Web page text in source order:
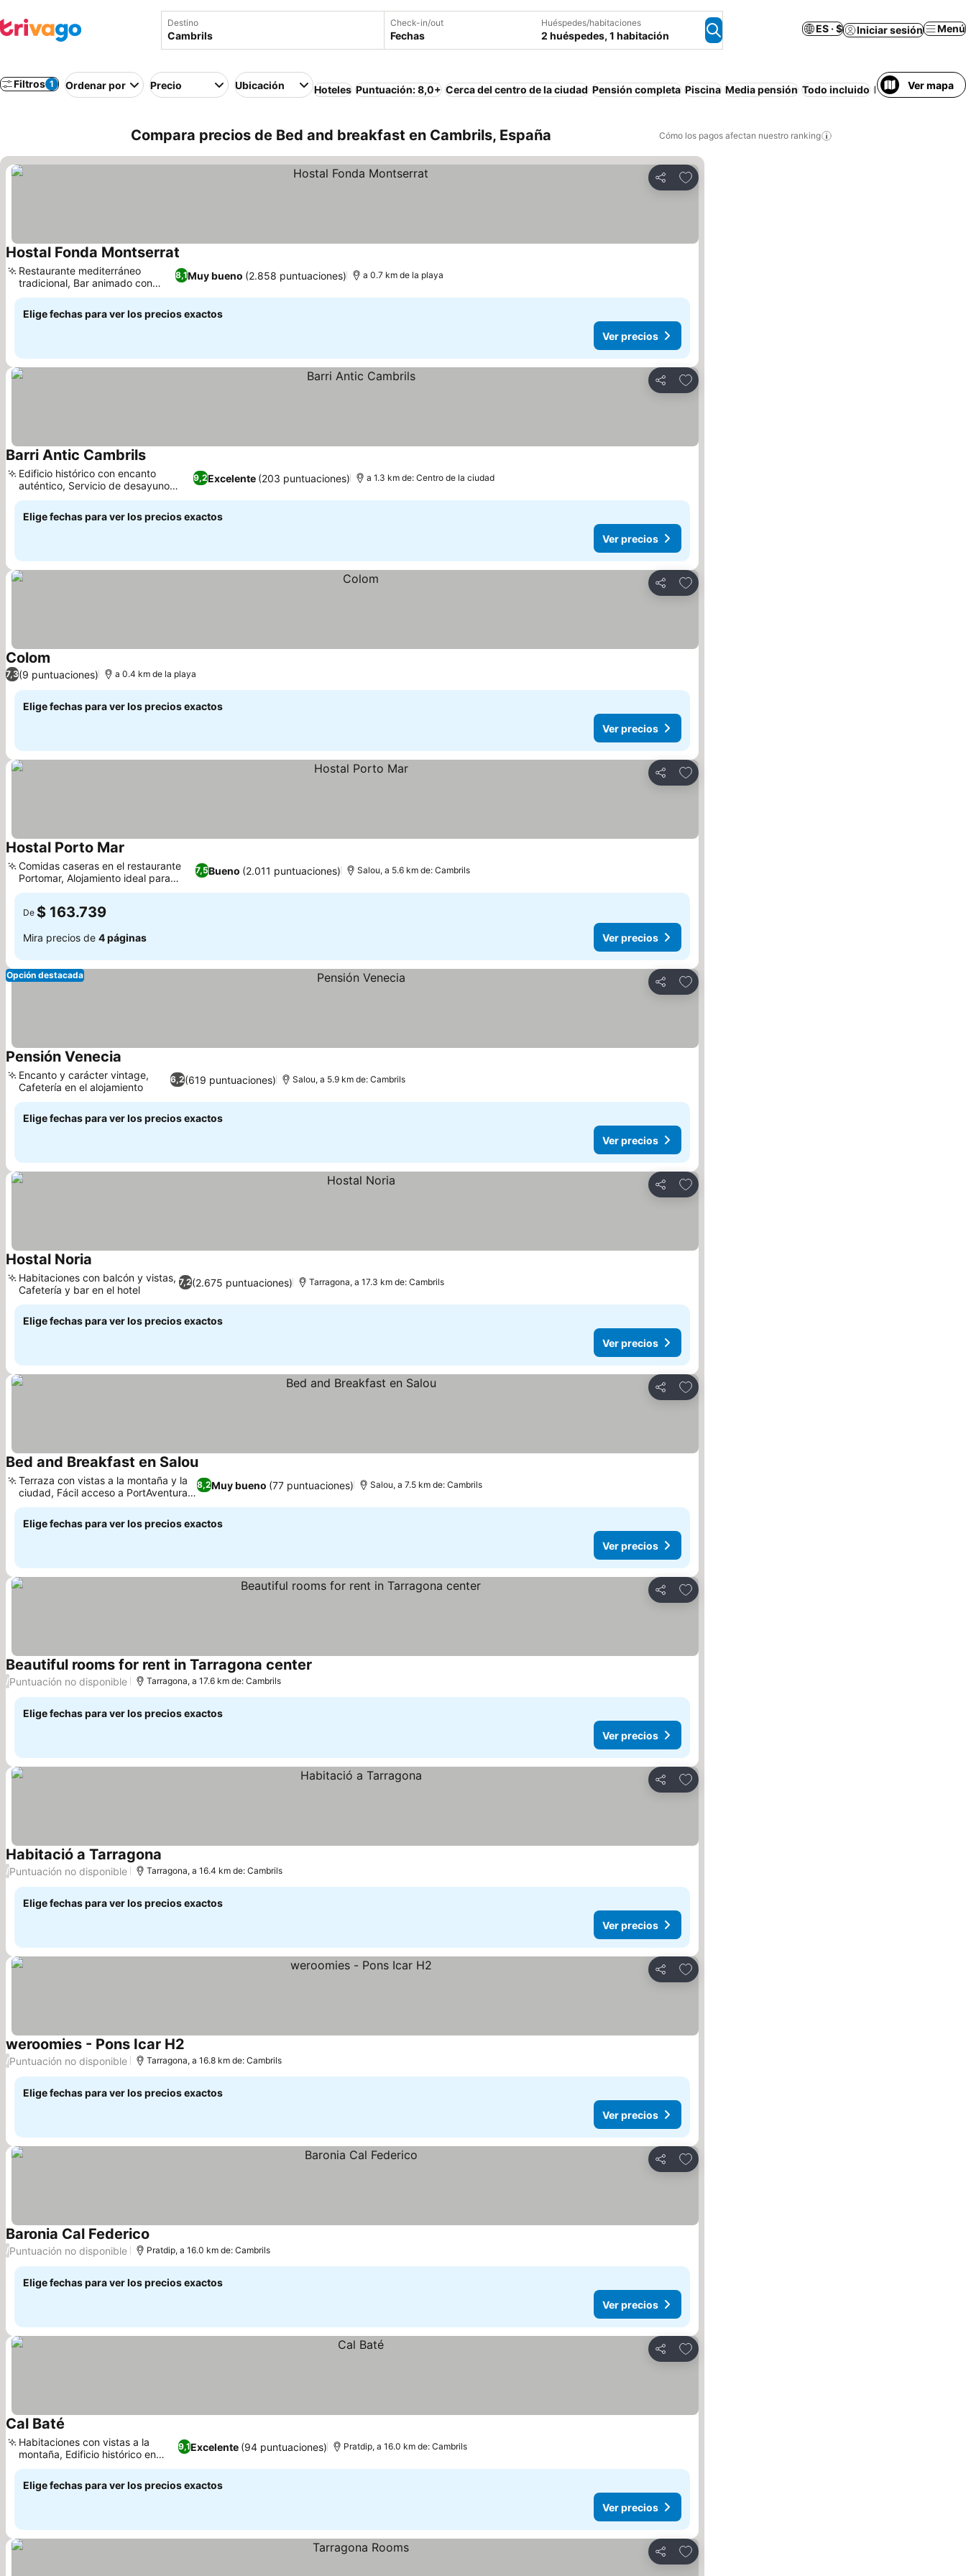
Destino Check-in/out
Fechas
Huéspedes/habitaciones
2 huéspedes, 1 habitación
ES · $ Iniciar sesión Menú
Filtros 1 Ordenar por Precio Ubicación Hoteles Puntuación: 8,0+ Cerca del centro de la ciudad Pensión completa Piscina Media pensión Todo incluido Playa Ver mapa
Compara precios de Bed and breakfast en Cambrils, España Cómo los pagos afectan nuestro ranking
Compartir
Agregar a favoritos
Hostal Fonda Montserrat
8,1Muy bueno (2.858 puntuaciones)
Restaurante mediterráneo
tradicional, Bar animado con
vinos locales
a 0.7 km de la playa
Elige fechas para ver los precios exactos
Ver precios
Compartir
Agregar a favoritos
Barri Antic CambrilsVer precios
9,2Excelente (203 puntuaciones)
Edificio histórico con encanto
auténtico, Servicio de desayuno
personalizado
a 1.3 km de: Centro de la ciudad
Elige fechas para ver los precios exactos
Ver precios
Compartir
Agregar a favoritos
Colom Ver precios
7,3(9 puntuaciones) a 0.4 km de la playa
Elige fechas para ver los precios exactos
Ver precios
Compartir
Agregar a favoritos
Hostal Porto Mar
7,5Bueno (2.011 puntuaciones)
Comidas caseras en el restaurante
Portomar, Alojamiento ideal para
familias
Salou, a 5.6 km de: Cambrils
De $ 163.739
Mira precios de 4 páginas Ver precios
Compartir
Agregar a favoritos
Opción destacada
Pensión Venecia
6,2(619 puntuaciones)
Encanto y carácter vintage,
Cafetería en el alojamiento
Salou, a 5.9 km de: Cambrils
Elige fechas para ver los precios exactos
Ver precios
Compartir
Agregar a favoritos
Hostal Noria
7,2(2.675 puntuaciones)
Habitaciones con balcón y vistas,
Cafetería y bar en el hotel
Tarragona, a 17.3 km de: Cambrils
Elige fechas para ver los precios exactos
Ver precios
Compartir
Agregar a favoritos
Bed and Breakfast en SalouVer precios
8,2Muy bueno (77 puntuaciones)
Terraza con vistas a la montaña y la
ciudad, Fácil acceso a PortAventura
World
Salou, a 7.5 km de: Cambrils
Elige fechas para ver los precios exactos
Ver precios
Compartir
Agregar a favoritos
Beautiful rooms for rent in Tarragona center
/Puntuación no disponible Tarragona, a 17.6 km de: Cambrils
Elige fechas para ver los precios exactos
Ver precios
Compartir
Agregar a favoritos
Habitació a Tarragona
/Puntuación no disponible Tarragona, a 16.4 km de: Cambrils
Elige fechas para ver los precios exactos
Ver precios
Compartir
Agregar a favoritos
weroomies - Pons Icar H2
/Puntuación no disponible Tarragona, a 16.8 km de: Cambrils
Elige fechas para ver los precios exactos
Ver precios
Compartir
Agregar a favoritos
Baronia Cal Federico
/Puntuación no disponible Pratdip, a 16.0 km de: Cambrils
Elige fechas para ver los precios exactos
Ver precios
Compartir
Agregar a favoritos
Cal Baté
9,1Excelente (94 puntuaciones)
Habitaciones con vistas a la
montaña, Edificio histórico en
Pratdip
Pratdip, a 16.0 km de: Cambrils
Elige fechas para ver los precios exactos
Ver precios
Compartir
Agregar a favoritos